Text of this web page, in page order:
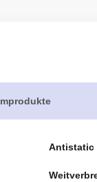
Antistatic